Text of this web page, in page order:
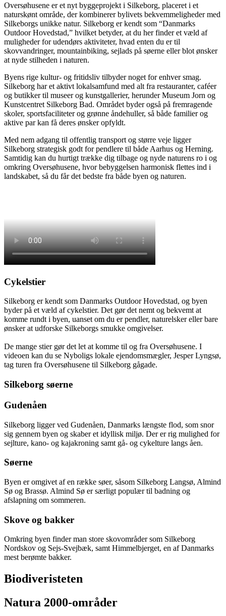
Oversøhusene er et nyt byggeprojekt i Silkeborg, placeret i et
naturskønt område, der kombinerer bylivets bekvemmeligheder med
Silkeborgs unikke natur. Silkeborg er kendt som “Danmarks
Outdoor Hovedstad,” hvilket betyder, at du her finder et væld af
muligheder for udendørs aktiviteter, hvad enten du er til
skovvandringer, mountainbiking, sejlads på søerne eller blot ønsker
at nyde stilheden i naturen.
Byens rige kultur- og fritidsliv tilbyder noget for enhver smag.
Silkeborg har et aktivt lokalsamfund med alt fra restauranter, caféer
og butikker til museer og kunstgallerier, herunder Museum Jorn og
Kunstcentret Silkeborg Bad. Området byder også på fremragende
skoler, sportsfaciliteter og grønne åndehuller, så både familier og
aktive par kan få deres ønsker opfyldt.
Med nem adgang til offentlig transport og større veje ligger
Silkeborg strategisk godt for pendlere til både Aarhus og Herning.
Samtidig kan du hurtigt trække dig tilbage og nyde naturens ro i og
omkring Oversøhusene, hvor bebyggelsen harmonisk flettes ind i
landskabet, så du får det bedste fra både byen og naturen.
Cykelstier
Silkeborg er kendt som Danmarks Outdoor Hovedstad, og byen
byder på et væld af cykelstier. Det gør det nemt og bekvemt at
komme rundt i byen, uanset om du er pendler, naturelsker eller bare
ønsker at udforske Silkeborgs smukke omgivelser.
De mange stier gør det let at komme til og fra Oversøhusene. I
videoen kan du se Nyboligs lokale ejendomsmægler, Jesper Lyngsø,
tag turen fra Oversøhusene til Silkeborg gågade.
Silkeborg søerne
Gudenåen
Silkeborg ligger ved Gudenåen, Danmarks længste flod, som snor
sig gennem byen og skaber et idyllisk miljø. Der er rig mulighed for
sejlture, kano- og kajakroning samt gå- og cykelture langs åen.
Søerne
Byen er omgivet af en række søer, såsom Silkeborg Langsø, Almind
Sø og Brassø. Almind Sø er særligt populær til badning og
afslapning om sommeren.
Skove og bakker
Omkring byen finder man store skovområder som Silkeborg
Nordskov og Sejs-Svejbæk, samt Himmelbjerget, en af Danmarks
mest berømte bakker.
Biodiveristeten
Natura 2000-områder